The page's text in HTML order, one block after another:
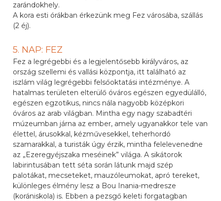
zarándokhely.
A kora esti órákban érkezünk meg Fez városába, szállás
(2 éj).
5. NAP: FEZ
Fez a legrégebbi és a legjelentősebb királyváros, az
ország szellemi és vallási központja, itt található az
iszlám világ legrégebbi felsőoktatási intézménye. A
hatalmas területen elterülő óváros egészen egyedülálló,
egészen egzotikus, nincs nála nagyobb középkori
óváros az arab világban. Mintha egy nagy szabadtéri
múzeumban járna az ember, amely ugyanakkor tele van
élettel, árusokkal, kézművesekkel, teherhordó
szamarakkal, a turisták úgy érzik, mintha felelevenedne
az „Ezeregyéjszaka meséinek” világa. A sikátorok
labirintusában tett séta során látunk majd szép
palotákat, mecseteket, mauzóleumokat, apró tereket,
különleges élmény lesz a Bou Inania-medresze
(korániskola) is. Ebben a pezsgő keleti forgatagban